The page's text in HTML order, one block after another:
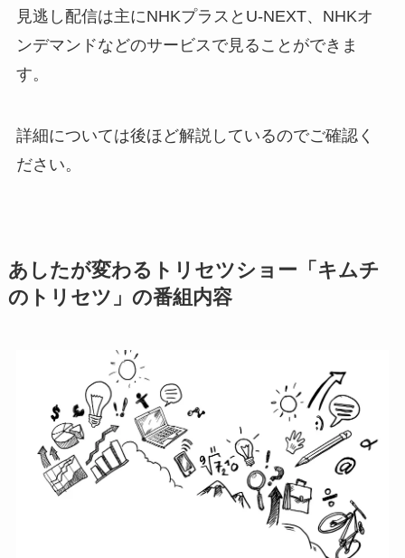
見逃し配信は主にNHKプラスとU-NEXT、NHKオ
ンデマンドなどのサービスで見ることができま
す。
詳細については後ほど解説しているのでご確認く
ださい。
あしたが変わるトリセツショー「キムチ
のトリセツ」の番組内容